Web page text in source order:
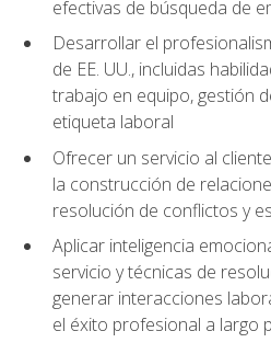
efectivas de búsqueda de
Desarrollar el
de EE. UU., incluidas
trabajo en equipo, gestión
etiqueta laboral
Ofrecer un servicio al
la construcción de
resolución de conflictos y
Aplicar inteligencia
servicio y técnicas de
generar interacciones
el éxito profesional a largo